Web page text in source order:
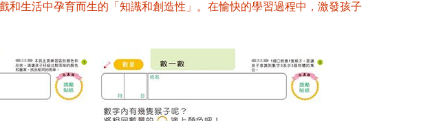
和生活中孕育而生的「知識和創造性」。在愉快的學習過程中，激發孩子